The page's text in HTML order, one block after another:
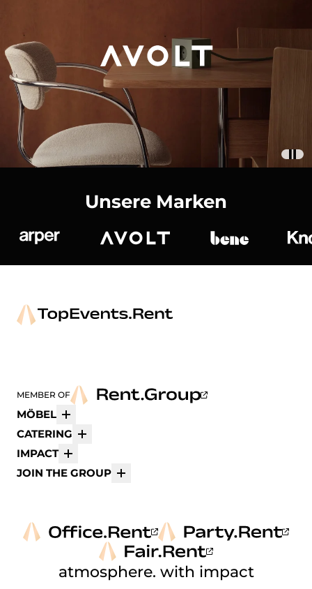
Unsere Marken
MEMBER OF
MÖBEL
CATERING
IMPACT
JOIN THE GROUP
atmosphere. with impact